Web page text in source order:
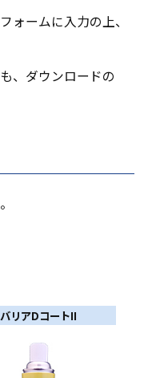
ォームに入力の上、
、ダウンロードの
バリアDコートII